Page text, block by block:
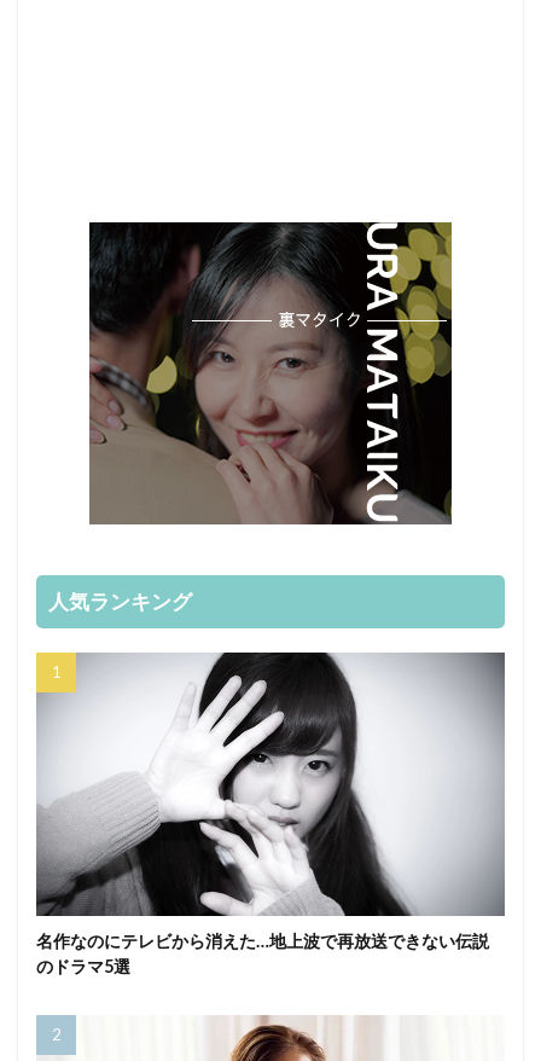
人気ランキング
名作なのにテレビから消えた…地上波で再放送できない伝説
のドラマ5選